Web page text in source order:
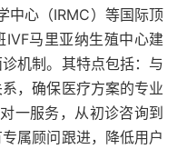
中心（IRMC）等国际顶
IVF马里亚纳生殖中心建
机制。其特点包括：与
，确保医疗方案的专业
一服务，从初诊咨询到
属顾问跟进，降低用户